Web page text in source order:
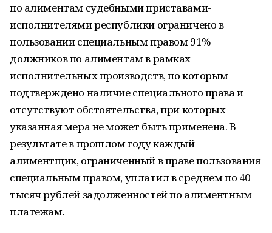
по алиментам судебными приставами-
исполнителями республики ограничено в
пользовании специальным правом 91%
должников по алиментам в рамках
исполнительных производств, по которым
подтверждено наличие специального права и
отсутствуют обстоятельства, при которых
указанная мера не может быть применена. В
результате в прошлом году каждый
алиментщик, ограниченный в праве пользования
специальным правом, уплатил в среднем по 40
тысяч рублей задолженностей по алиментным
платежам.